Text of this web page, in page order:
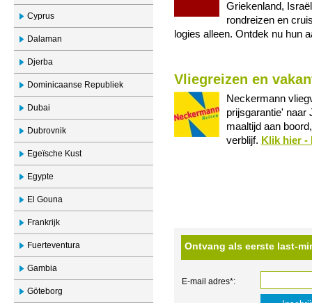
Cyprus
Dalaman
Djerba
Dominicaanse Republiek
Dubai
Dubrovnik
Egeïsche Kust
Egypte
El Gouna
Frankrijk
Fuerteventura
Gambia
Göteborg
Griekenland,
rondreizen en
logies alleen. Ontdek nu hun
Vliegreizen en
Neckermann
prijsgarantie' naar
maaltijd aan
verblijf. Klik hier -
Ontvang als eerste last-
E-mail adres*: